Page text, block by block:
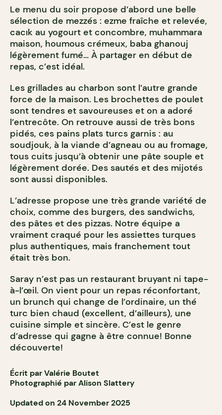
Le menu du soir propose d’abord une belle
sélection de mezzés : ezme fraîche et relevée,
cacık au yogourt et concombre, muhammara
maison, houmous crémeux, baba ghanouj
légèrement fumé… À partager en début de
repas, c’est idéal.
Les grillades au charbon sont l’autre grande
force de la maison. Les brochettes de poulet
sont tendres et savoureuses et on a adoré
l’entrecôte. On retrouve aussi de très bons
pidés, ces pains plats turcs garnis : au
soudjouk, à la viande d’agneau ou au fromage,
tous cuits jusqu’à obtenir une pâte souple et
légèrement dorée. Des sautés et des mijotés
sont aussi disponibles.
L’adresse propose une très grande variété de
choix, comme des burgers, des sandwichs,
des pâtes et des pizzas. Notre équipe a
vraiment craqué pour les assiettes turques
plus authentiques, mais franchement tout
était très bon.
Saray n’est pas un restaurant bruyant ni tape-
à-l’œil. On vient pour un repas réconfortant,
un brunch qui change de l’ordinaire, un thé
turc bien chaud (excellent, d’ailleurs), une
cuisine simple et sincère. C’est le genre
d’adresse qui gagne à être connue! Bonne
découverte!
Écrit par Valérie Boutet
Photographié par Alison Slattery
Updated on 24 November 2025